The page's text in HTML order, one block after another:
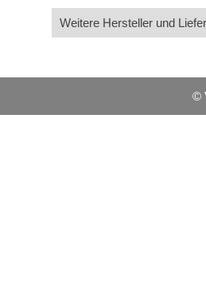
Weitere Hersteller und
©